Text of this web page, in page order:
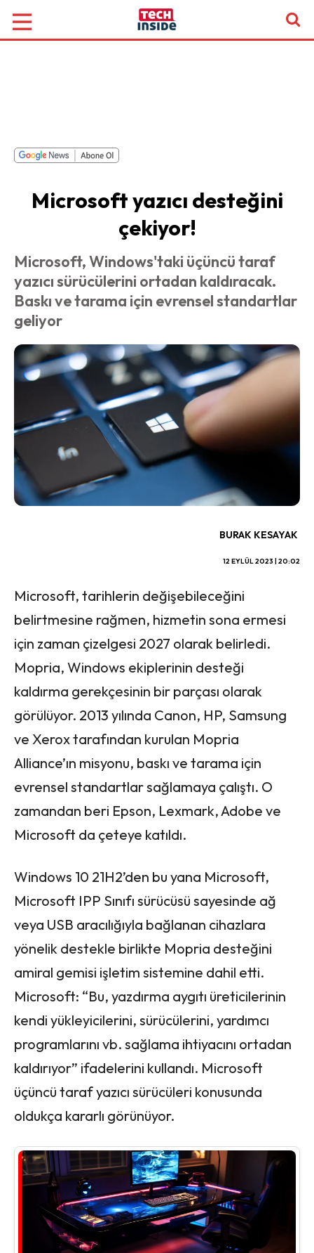
Microsoft yazıcı desteğini
çekiyor!
Microsoft, Windows'taki üçüncü taraf
yazıcı sürücülerini ortadan kaldıracak.
Baskı ve tarama için evrensel standartlar
geliyor
BURAK KESAYAK
12 EYLÜL 2023 | 20:02
Microsoft, tarihlerin değişebileceğini
belirtmesine rağmen, hizmetin sona ermesi
için zaman çizelgesi 2027 olarak belirledi.
Mopria, Windows ekiplerinin desteği
kaldırma gerekçesinin bir parçası olarak
görülüyor. 2013 yılında Canon, HP, Samsung
ve Xerox tarafından kurulan Mopria
Alliance’ın misyonu, baskı ve tarama için
evrensel standartlar sağlamaya çalıştı. O
zamandan beri Epson, Lexmark, Adobe ve
Microsoft da çeteye katıldı.
Windows 10 21H2’den bu yana Microsoft,
Microsoft IPP Sınıfı sürücüsü sayesinde ağ
veya USB aracılığıyla bağlanan cihazlara
yönelik destekle birlikte Mopria desteğini
amiral gemisi işletim sistemine dahil etti.
Microsoft: “Bu, yazdırma aygıtı üreticilerinin
kendi yükleyicilerini, sürücülerini, yardımcı
programlarını vb. sağlama ihtiyacını ortadan
kaldırıyor” ifadelerini kullandı. Microsoft
üçüncü taraf yazıcı sürücüleri konusunda
oldukça kararlı görünüyor.